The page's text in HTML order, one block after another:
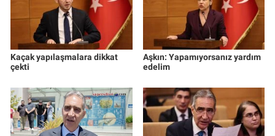
Kaçak yapılaşmalara dikkat
çekti
Aşkın: Yapamıyorsanız yardım
edelim